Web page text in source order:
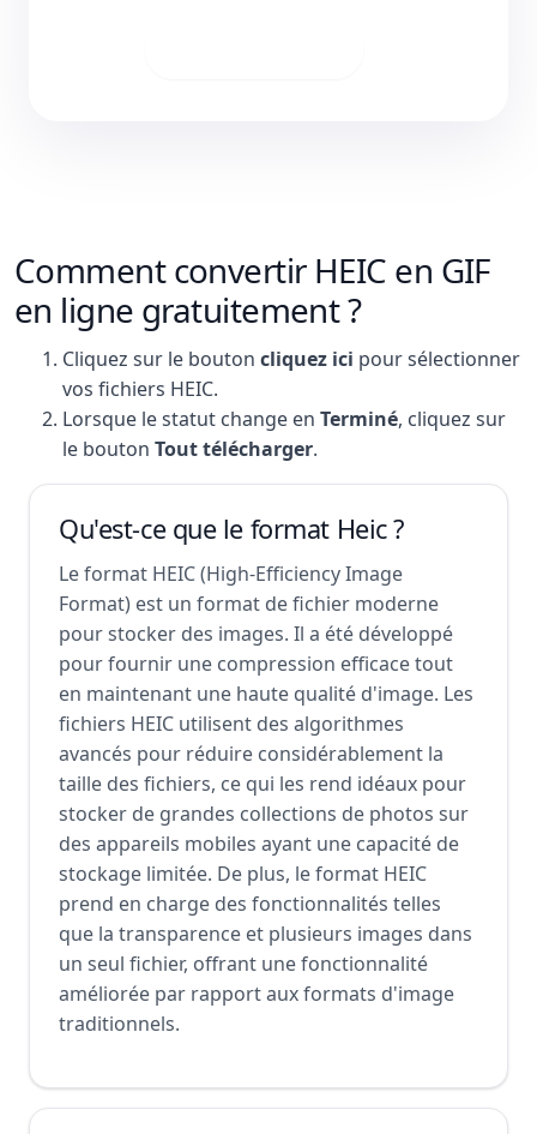
Comment convertir HEIC en GIF
en ligne gratuitement ?
Cliquez sur le bouton cliquez ici pour sélectionner
vos fichiers HEIC.
Lorsque le statut change en Terminé, cliquez sur
le bouton Tout télécharger.
Qu'est-ce que le format Heic ?
Le format HEIC (High-Efficiency Image
Format) est un format de fichier moderne
pour stocker des images. Il a été développé
pour fournir une compression efficace tout
en maintenant une haute qualité d'image. Les
fichiers HEIC utilisent des algorithmes
avancés pour réduire considérablement la
taille des fichiers, ce qui les rend idéaux pour
stocker de grandes collections de photos sur
des appareils mobiles ayant une capacité de
stockage limitée. De plus, le format HEIC
prend en charge des fonctionnalités telles
que la transparence et plusieurs images dans
un seul fichier, offrant une fonctionnalité
améliorée par rapport aux formats d'image
traditionnels.